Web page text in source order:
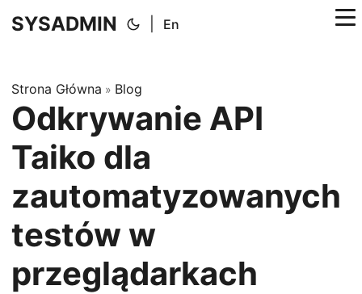
SYSADMIN En
Strona Główna » Blog
Odkrywanie API
Taiko dla
zautomatyzowanych
testów w
przeglądarkach